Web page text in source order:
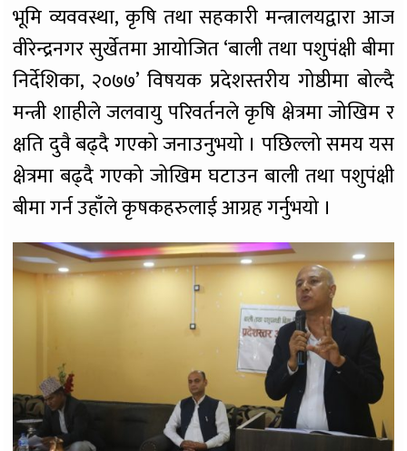
भूमि व्यववस्था, कृषि तथा सहकारी मन्त्रालयद्वारा आज
वीरेन्द्रनगर सुर्खेतमा आयोजित ‘बाली तथा पशुपंक्षी बीमा
निर्देशिका, २०७७’ विषयक प्रदेशस्तरीय गोष्ठीमा बोल्दै
मन्त्री शाहीले जलवायु परिवर्तनले कृषि क्षेत्रमा जोखिम र
क्षति दुवै बढ्दै गएको जनाउनुभयो । पछिल्लो समय यस
क्षेत्रमा बढ्दै गएको जोखिम घटाउन बाली तथा पशुपंक्षी
बीमा गर्न उहाँले कृषकहरुलाई आग्रह गर्नुभयो ।